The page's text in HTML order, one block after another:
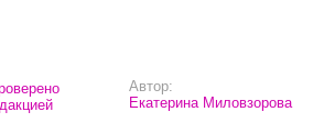
Автор:
Екатерина Миловзорова